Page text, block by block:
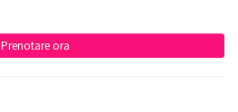
Prenotare ora